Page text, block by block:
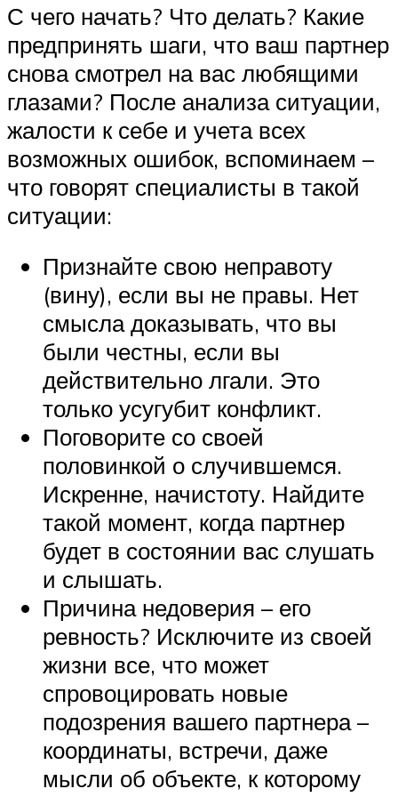
С чего начать? Что делать? Какие
предпринять шаги, что ваш партнер
снова смотрел на вас любящими
глазами? После анализа ситуации,
жалости к себе и учета всех
возможных ошибок, вспоминаем –
что говорят специалисты в такой
ситуации:
Признайте свою неправоту
(вину), если вы не правы. Нет
смысла доказывать, что вы
были честны, если вы
действительно лгали. Это
только усугубит конфликт.
Поговорите со своей
половинкой о случившемся.
Искренне, начистоту. Найдите
такой момент, когда партнер
будет в состоянии вас слушать
и слышать.
Причина недоверия – его
ревность? Исключите из своей
жизни все, что может
спровоцировать новые
подозрения вашего партнера –
координаты, встречи, даже
мысли об объекте, к которому